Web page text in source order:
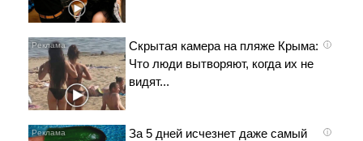
i
Скрытая камера на пляже Крыма:
Что люди вытворяют, когда их не
видят...
i
За 5 дней исчезнет даже самый